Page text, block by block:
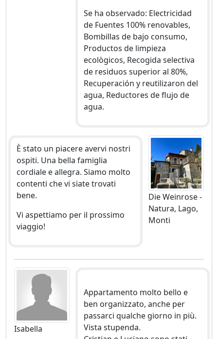
Se ha observado: Electricidad
de Fuentes 100% renovables,
Bombillas de bajo consumo,
Productos de limpieza
ecològicos, Recogida selectiva
de residuos superior al 80%,
Recuperación y reutilizaron del
agua, Reductores de flujo de
agua.
È stato un piacere avervi nostri
ospiti. Una bella famiglia
cordiale e allegra. Siamo molto
contenti che vi siate trovati
bene.
Vi aspettiamo per il prossimo
viaggio!
Die Weinrose -
Natura, Lago,
Monti
Isabella
Appartamento molto bello e
ben organizzato, anche per
passarci qualche giorno in più.
Vista stupenda.